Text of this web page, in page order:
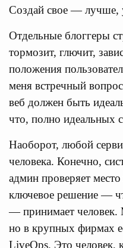
Создай свое — лучше,
Отдельные блоггеры
тормозит, глючит,
положения
меня встречный
веб должен быть
что, полно идеальных
Наоборот, любой
человека. Конечно,
админ проверяет
ключевое решение —
— принимает человек.
но в крупных фирмах
LiveOps. Это человек,